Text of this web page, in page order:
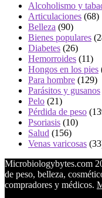
Alcoholismo y
Articulaciones (68)
Belleza (90)
Bienes populares
Diabetes (26)
Hemorroides (11)
Hongos en los pies
Para hombre (129)
Parásitos y gusanos
Pelo (21)
Pérdida de peso
Psoriasis (10)
Salud (156)
Venas varicosas
Microbiologybytes.com
de peso, belleza,
compradores y médicos.